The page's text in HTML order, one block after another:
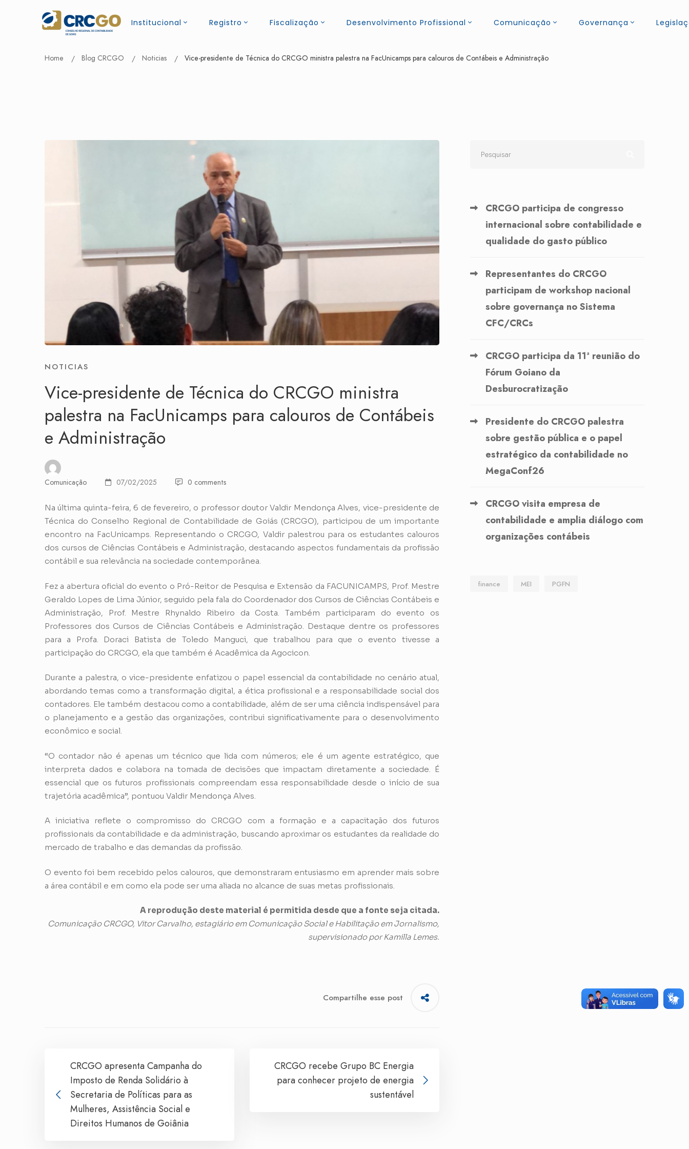
Institucional Registro Fiscalização Desenvolvimento Profissional Comunicação Governança
Home Blog CRCGO Noticias Vice-presidente de Técnica do CRCGO ministra palestra na FacUnicamps para calouros de Contábeis e Administração
NOTICIAS
Vice-presidente de Técnica do CRCGO ministra
palestra na FacUnicamps para calouros de Contábeis
e Administração
Comunicação 07/02/2025 0 comments
Na última quinta-feira, 6 de fevereiro, o professor doutor Valdir Mendonça Alves, vice-presidente de
Técnica do Conselho Regional de Contabilidade de Goiás (CRCGO), participou de um importante
encontro na FacUnicamps. Representando o CRCGO, Valdir palestrou para os estudantes calouros
dos cursos de Ciências Contábeis e Administração, destacando aspectos fundamentais da profissão
contábil e sua relevância na sociedade contemporânea.
Fez a abertura oficial do evento o Pró-Reitor de Pesquisa e Extensão da FACUNICAMPS, Prof. Mestre
Geraldo Lopes de Lima Júnior, seguido pela fala do Coordenador dos Cursos de Ciências Contábeis e
Administração, Prof. Mestre Rhynaldo Ribeiro da Costa. Também participaram do evento os
Professores dos Cursos de Ciências Contábeis e Administração. Destaque dentre os professores
para a Profa. Doraci Batista de Toledo Manguci, que trabalhou para que o evento tivesse a
participação do CRCGO, ela que também é Acadêmica da Agocicon.
Durante a palestra, o vice-presidente enfatizou o papel essencial da contabilidade no cenário atual,
abordando temas como a transformação digital, a ética profissional e a responsabilidade social dos
contadores. Ele também destacou como a contabilidade, além de ser uma ciência indispensável para
o planejamento e a gestão das organizações, contribui significativamente para o desenvolvimento
econômico e social.
“O contador não é apenas um técnico que lida com números; ele é um agente estratégico, que
interpreta dados e colabora na tomada de decisões que impactam diretamente a sociedade. É
essencial que os futuros profissionais compreendam essa responsabilidade desde o início de sua
trajetória acadêmica”, pontuou Valdir Mendonça Alves.
A iniciativa reflete o compromisso do CRCGO com a formação e a capacitação dos futuros
profissionais da contabilidade e da administração, buscando aproximar os estudantes da realidade do
mercado de trabalho e das demandas da profissão.
O evento foi bem recebido pelos calouros, que demonstraram entusiasmo em aprender mais sobre
a área contábil e em como ela pode ser uma aliada no alcance de suas metas profissionais.
A reprodução deste material é permitida desde que a fonte seja citada.
Comunicação CRCGO, Vitor Carvalho, estagiário em Comunicação Social e Habilitação em Jornalismo,
supervisionado por Kamilla Lemes.
Compartilhe esse post
CRCGO apresenta Campanha do
Imposto de Renda Solidário à
Secretaria de Políticas para as
Mulheres, Assistência Social e
Direitos Humanos de Goiânia
CRCGO recebe Grupo BC Energia
para conhecer projeto de energia
sustentável
CRCGO participa de congresso
internacional sobre contabilidade e
qualidade do gasto público
Representantes do CRCGO
participam de workshop nacional
sobre governança no Sistema
CFC/CRCs
CRCGO participa da 11ª reunião do
Fórum Goiano da
Desburocratização
Presidente do CRCGO palestra
sobre gestão pública e o papel
estratégico da contabilidade no
MegaConf26
CRCGO visita empresa de
contabilidade e amplia diálogo com
organizações contábeis
finance MEI PGFN